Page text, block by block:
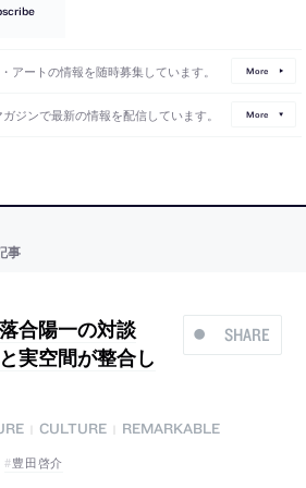
アートの情報を随時募集しています。 More
ガジンで最新の情報を配信しています。 More
事
SHARE
合陽一の対談
実空間が整合し
CULTURE
REMARKABLE
豊田啓介